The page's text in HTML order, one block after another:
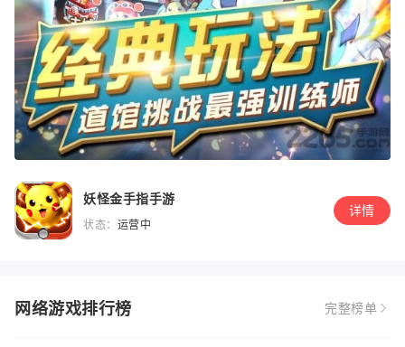
妖怪金手指手游
状态： 运营中
详情
网络游戏排行榜 完整榜单